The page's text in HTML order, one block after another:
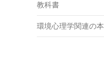
教科書
環境心理学関連の本